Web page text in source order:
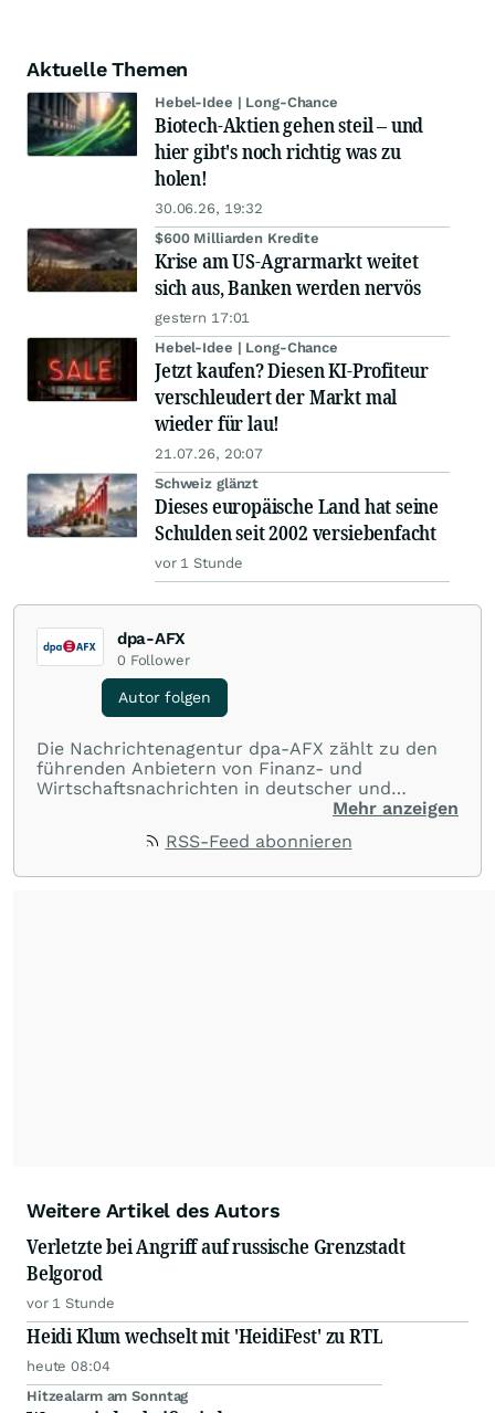
Aktuelle Themen
Hebel-Idee | Long-Chance
Biotech-Aktien gehen steil – und
hier gibt's noch richtig was zu
holen!
30.06.26, 19:32
$600 Milliarden Kredite
Krise am US-Agrarmarkt weitet
sich aus, Banken werden nervös
gestern 17:01
Hebel-Idee | Long-Chance
Jetzt kaufen? Diesen KI-Profiteur
verschleudert der Markt mal
wieder für lau!
21.07.26, 20:07
Schweiz glänzt
Dieses europäische Land hat seine
Schulden seit 2002 versiebenfacht
vor 1 Stunde
dpa-AFX
0 Follower
Autor folgen
Die Nachrichtenagentur dpa-AFX zählt zu den
führenden Anbietern von Finanz- und
Wirtschaftsnachrichten in deutscher und
englischer Sprache. Gestützt auf ein
dpa-AFX unabhängig, zuverlässig und schnell
Mehr anzeigen
RSS-Feed abonnieren
Weitere Artikel des Autors
Verletzte bei Angriff auf russische Grenzstadt
Belgorod
vor 1 Stunde
Heidi Klum wechselt mit 'HeidiFest' zu RTL
heute 08:04
Hitzealarm am Sonntag